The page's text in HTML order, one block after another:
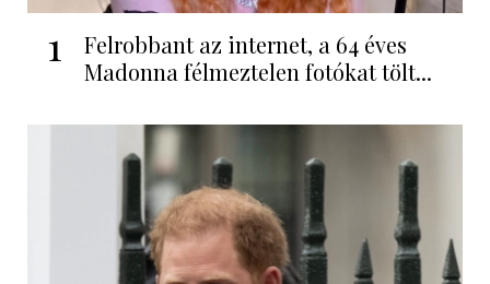
1
Felrobbant az internet, a 64 éves
Madonna félmeztelen fotókat tölt...